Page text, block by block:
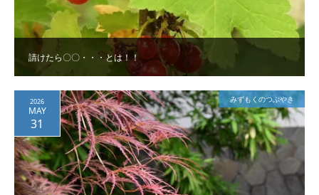
請けたら〇〇・・・とは！！
2026
MAY
31
みずもくのつぶやき